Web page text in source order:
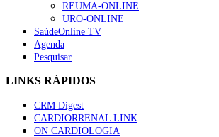
“Os programas de rastreio do
custo-efetivos e representam um
sustentável para os sistemas de
88 visualizações
Quase quatro em cada dez doentes
86 visualizações
REUMA-ONLINE
URO-ONLINE
SaúdeOnline TV
Agenda
Pesquisar
LINKS RÁPIDOS
CRM Digest
CARDIORRENAL LINK
ON CARDIOLOGIA